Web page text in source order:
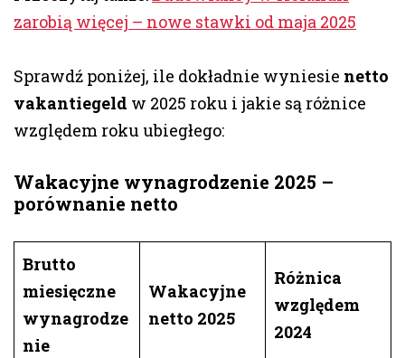
zarobią więcej – nowe stawki od maja 2025
Sprawdź poniżej, ile dokładnie wyniesie netto
vakantiegeld w 2025 roku i jakie są różnice
względem roku ubiegłego:
Wakacyjne wynagrodzenie 2025 –
porównanie netto
Brutto
miesięczne
wynagrodze
nie
Wakacyjne
netto 2025
Różnica
względem
2024